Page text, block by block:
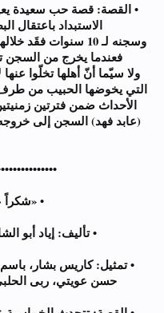
• القصة: قصة حب سعيدة
الاستبداد باعتقال
وسجنه لـ 10 سنوات
فعندما يخرج من السجن
ولا سيّما أنّ أهلها تخلّوا
التي يخوضها الحبيب من
الأحداث ضمن فترتين
(عابد فهد) السجن إلى
• «شكراً
• تأليف: إياد أبو
• تمثيل: كاريس بشار،
حسن عويتي، ربى